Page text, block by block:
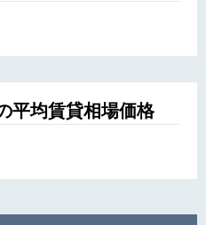
平均賃貸相場価格